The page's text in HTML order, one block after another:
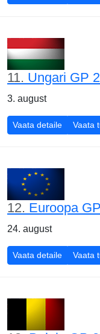
11. Ungari GP
3. august
Vaata detaileUngari
Vaata
12. Euroopa
24. august
Vaata detaileEuroopa
Vaata